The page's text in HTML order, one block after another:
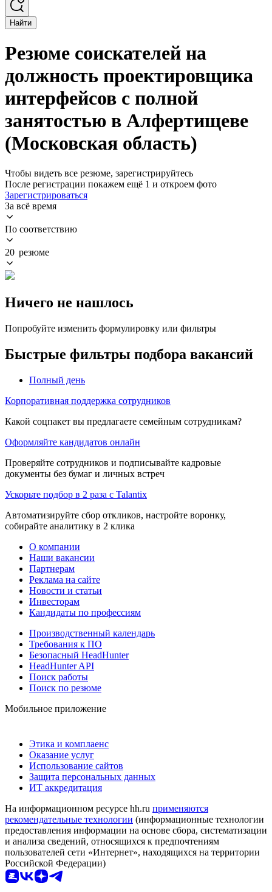
Найти
Резюме соискателей на
должность проектировщика
интерфейсов с полной
занятостью в Алфертищеве
(Московская область)
Чтобы видеть все резюме, зарегистрируйтесь
После регистрации покажем ещё 1 и откроем фото
Зарегистрироваться
За всё время
По соответствию
20 резюме
Ничего не нашлось
Попробуйте изменить формулировку или фильтры
Быстрые фильтры подбора вакансий
Полный день
Корпоративная поддержка сотрудников
Какой соцпакет вы предлагаете семейным сотрудникам?
Оформляйте кандидатов онлайн
Проверяйте сотрудников и подписывайте кадровые
документы без бумаг и личных встреч
Ускорьте подбор в 2 раза с Talantix
Автоматизируйте сбор откликов, настройте воронку,
собирайте аналитику в 2 клика
О компании
Наши вакансии
Партнерам
Реклама на сайте
Новости и статьи
Инвесторам
Кандидаты по профессиям
Производственный календарь
Требования к ПО
Безопасный HeadHunter
HeadHunter API
Поиск работы
Поиск по резюме
Мобильное приложение
Этика и комплаенс
Оказание услуг
Использование сайтов
Защита персональных данных
ИТ аккредитация
На информационном ресурсе hh.ru применяются
рекомендательные технологии (информационные технологии
предоставления информации на основе сбора, систематизации
и анализа сведений, относящихся к предпочтениям
пользователей сети «Интернет», находящихся на территории
Российской Федерации)